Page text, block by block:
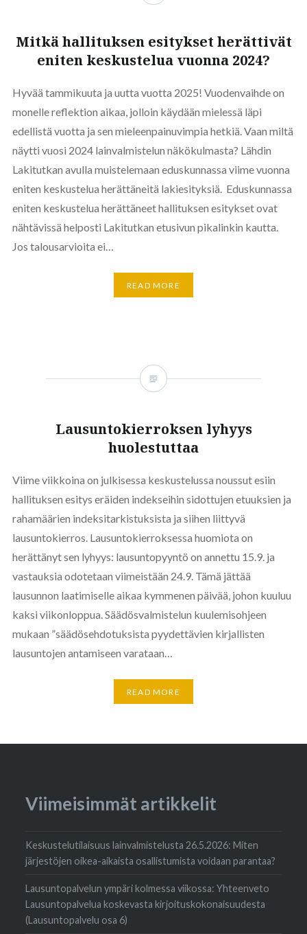
Mitkä hallituksen esitykset herättivät
eniten keskustelua vuonna 2024?
Hyvää tammikuuta ja uutta vuotta 2025! Vuodenvaihde on
monelle reflektion aikaa, jolloin käydään mielessä läpi
edellistä vuotta ja sen mieleenpainuvimpia hetkiä. Vaan miltä
näytti vuosi 2024 lainvalmistelun näkökulmasta? Lähdin
Lakitutkan avulla muistelemaan eduskunnassa viime vuonna
eniten keskustelua herättäneitä lakiesityksiä. Eduskunnassa
eniten keskustelua herättäneet hallituksen esitykset ovat
nähtävissä helposti Lakitutkan etusivun pikalinkin kautta.
Jos talousarvioita ei…
READ MORE
Lausuntokierroksen lyhyys
huolestuttaa
Viime viikkoina on julkisessa keskustelussa noussut esiin
hallituksen esitys eräiden indekseihin sidottujen etuuksien ja
rahamäärien indeksitarkistuksista ja siihen liittyvä
lausuntokierros. Lausuntokierroksessa huomiota on
herättänyt sen lyhyys: lausuntopyyntö on annettu 15.9. ja
vastauksia odotetaan viimeistään 24.9. Tämä jättää
lausunnon laatimiselle aikaa kymmenen päivää, johon kuuluu
kaksi viikonloppua. Säädösvalmistelun kuulemisohjeen
mukaan ”säädösehdotuksista pyydettävien kirjallisten
lausuntojen antamiseen varataan…
READ MORE
Viimeisimmät artikkelit
Keskustelutilaisuus lainvalmistelusta 26.5.2026: Miten
järjestöjen oikea-aikaista osallistumista voidaan parantaa?
Lausuntopalvelun ympäri kolmessa viikossa: Yhteenveto
Lausuntopalvelua koskevasta kirjoituskokonaisuudesta
(Lausuntopalvelu osa 6)